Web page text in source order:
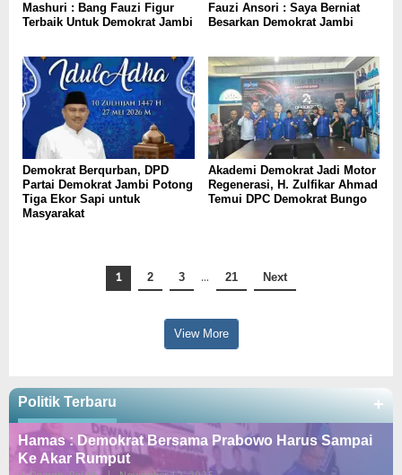
Mashuri : Bang Fauzi Figur
Terbaik Untuk Demokrat Jambi
Fauzi Ansori : Saya Berniat
Besarkan Demokrat Jambi
Demokrat Berqurban, DPD
Partai Demokrat Jambi Potong
Tiga Ekor Sapi untuk
Masyarakat
Akademi Demokrat Jadi Motor
Regenerasi, H. Zulfikar Ahmad
Temui DPC Demokrat Bungo
1 2 3 … 21 Next
View More
Politik Terbaru +
Hamas : Demokrat Bersama Prabowo Harus Sampai
Ke Akar Rumput